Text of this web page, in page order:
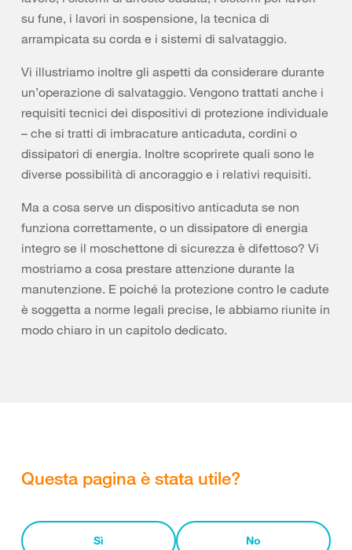
su fune, i lavori in sospensione, la tecnica di
arrampicata su corda e i sistemi di salvataggio.
Vi illustriamo inoltre gli aspetti da considerare durante
un’operazione di salvataggio. Vengono trattati anche i
requisiti tecnici dei dispositivi di protezione individuale
– che si tratti di imbracature anticaduta, cordini o
dissipatori di energia. Inoltre scoprirete quali sono le
diverse possibilità di ancoraggio e i relativi requisiti.
Ma a cosa serve un dispositivo anticaduta se non
funziona correttamente, o un dissipatore di energia
integro se il moschettone di sicurezza è difettoso? Vi
mostriamo a cosa prestare attenzione durante la
manutenzione. E poiché la protezione contro le cadute
è soggetta a norme legali precise, le abbiamo riunite in
modo chiaro in un capitolo dedicato.
Questa pagina è stata utile?
Sì No